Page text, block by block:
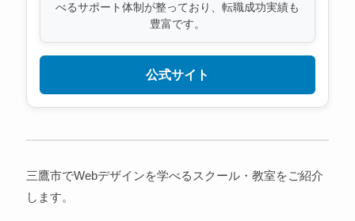
べるサポート体制が整っており、転職成功実績も
豊富です。
公式サイト
三鷹市でWebデザインを学べるスクール・教室をご紹介
します。